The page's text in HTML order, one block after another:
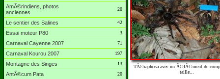
AmÃ©rindiens, photos
anciennes
20
Le sentier des Salines 42
Essai moteur P80 3
Carnaval Cayenne 2007 71
Carnaval Kourou 2007 197
Montagne des Singes 13
AntÃ©cum Pata 20
TÃ©raphosa avec un Ã©lÃ©ment de
taille...